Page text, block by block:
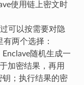
使用链上密文时
可以按需要对隐
两个选择：
随机生成一
加密结果，再用
钥；执行结果的密